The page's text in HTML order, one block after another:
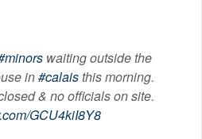
waiting outside the
in#calaisthis morning.
& no officials on site.
GCU4kiI8Y8